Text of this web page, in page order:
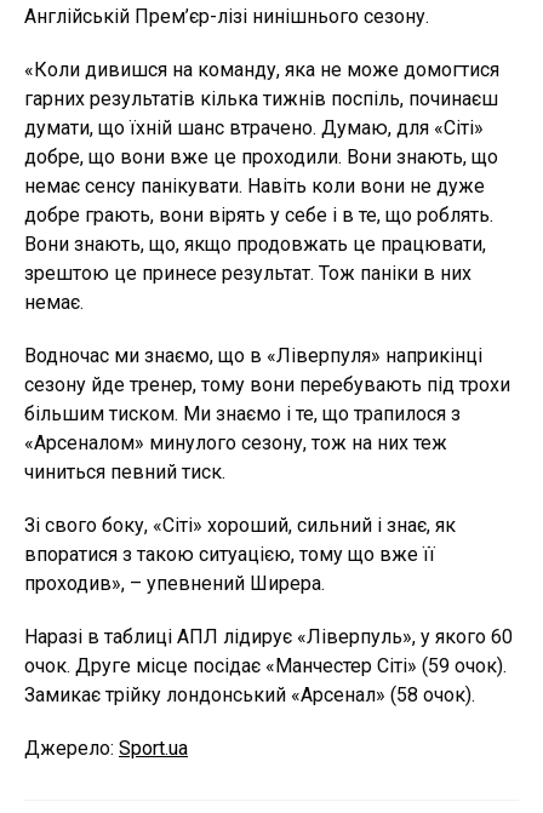
Англійській Прем’єр-лізі нинішнього сезону.
«Коли дивишся на команду, яка не може домогтися
гарних результатів кілька тижнів поспіль, починаєш
думати, що їхній шанс втрачено. Думаю, для «Сіті»
добре, що вони вже це проходили. Вони знають, що
немає сенсу панікувати. Навіть коли вони не дуже
добре грають, вони вірять у себе і в те, що роблять.
Вони знають, що, якщо продовжать це працювати,
зрештою це принесе результат. Тож паніки в них
немає.
Водночас ми знаємо, що в «Ліверпуля» наприкінці
сезону йде тренер, тому вони перебувають під трохи
більшим тиском. Ми знаємо і те, що трапилося з
«Арсеналом» минулого сезону, тож на них теж
чиниться певний тиск.
Зі свого боку, «Сіті» хороший, сильний і знає, як
впоратися з такою ситуацією, тому що вже її
проходив», – упевнений Ширера.
Наразі в таблиці АПЛ лідирує «Ліверпуль», у якого 60
очок. Друге місце посідає «Манчестер Сіті» (59 очок).
Замикає трійку лондонський «Арсенал» (58 очок).
Джерело: Sport.ua